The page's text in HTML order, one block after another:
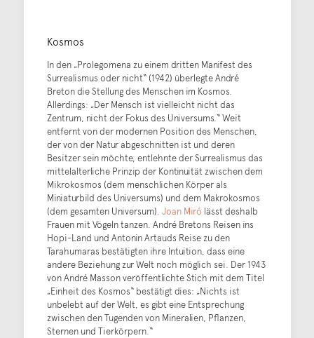
Kosmos
In den „Prolegomena zu einem dritten Manifest des
Surrealismus oder nicht“ (1942) überlegte André
Breton die Stellung des Menschen im Kosmos.
Allerdings: „Der Mensch ist vielleicht nicht das
Zentrum, nicht der Fokus des Universums.“ Weit
entfernt von der modernen Position des Menschen,
der von der Natur abgeschnitten ist und deren
Besitzer sein möchte, entlehnte der Surrealismus das
mittelalterliche Prinzip der Kontinuität zwischen dem
Mikrokosmos (dem menschlichen Körper als
Miniaturbild des Universums) und dem Makrokosmos
(dem gesamten Universum). Joan Miró lässt deshalb
Frauen mit Vögeln tanzen. André Bretons Reisen ins
Hopi-Land und Antonin Artauds Reise zu den
Tarahumaras bestätigten ihre Intuition, dass eine
andere Beziehung zur Welt noch möglich sei. Der 1943
von André Masson veröffentlichte Stich mit dem Titel
„Einheit des Kosmos“ bestätigt dies: „Nichts ist
unbelebt auf der Welt, es gibt eine Entsprechung
zwischen den Tugenden von Mineralien, Pflanzen,
Sternen und Tierkörpern.“